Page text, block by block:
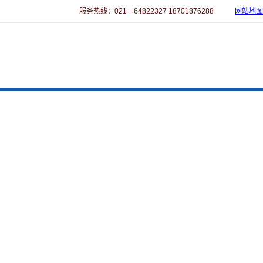
服务热线：021－64822327 18701876288 网站地图